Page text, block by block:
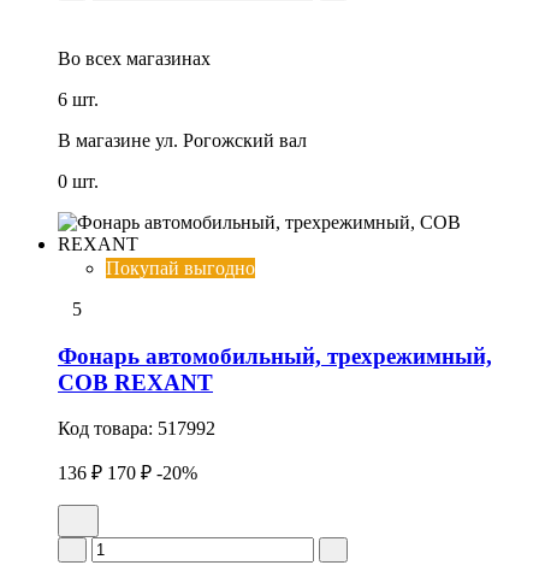
Во всех магазинах
6 шт.
В магазине ул. Рогожский вал
0 шт.
Покупай выгодно
5
Фонарь автомобильный, трехрежимный,
СОВ REXANT
Код товара: 517992
136 ₽ 170 ₽ -20%